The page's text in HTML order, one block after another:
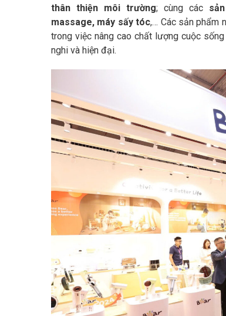
thân thiện môi trường; cùng các
massage, máy sấy tóc,… Các sản phẩm
trong việc nâng cao chất lượng cuộc
nghi và hiện đại.